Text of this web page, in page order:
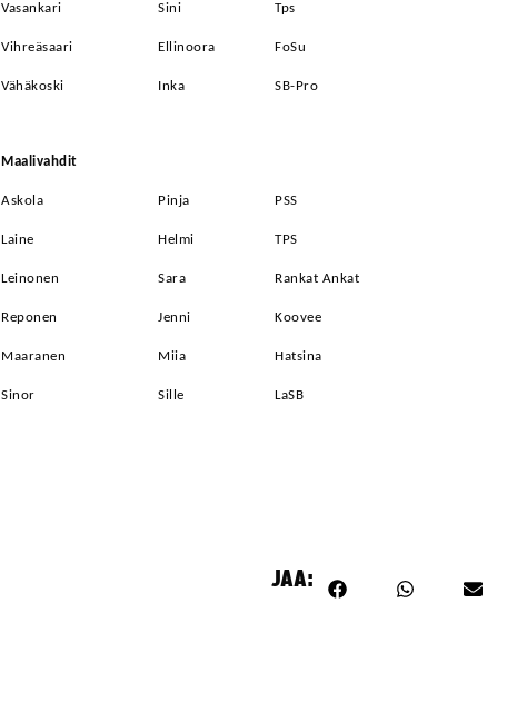
Vasankari Sini Tps
Vihreäsaari Ellinoora FoSu
Vähäkoski Inka SB-Pro
Maalivahdit
Askola Pinja PSS
Laine Helmi TPS
Leinonen Sara Rankat Ankat
Reponen Jenni Koovee
Maaranen Miia Hatsina
Sinor Sille LaSB
JAA: